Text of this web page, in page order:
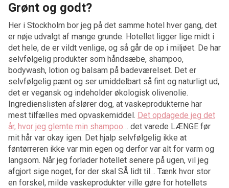
Grønt og godt?
Her i Stockholm bor jeg på det samme hotel hver gang, det
er nøje udvalgt af mange grunde. Hotellet ligger lige midt i
det hele, de er vildt venlige, og så går de op i miljøet. De har
selvfølgelig produkter som håndsæbe, shampoo,
bodywash, lotion og balsam på badeværelset. Det er
selvfølgelig pænt og ser umiddelbart så fint og naturligt ud,
det er vegansk og indeholder økologisk olivenolie.
Ingredienslisten afslører dog, at vaskeprodukterne har
mest tilfælles med opvaskemiddel. Det opdagede jeg det
år, hvor jeg glemte min shampoo… det varede LÆNGE før
mit hår var okay igen. Det hjalp selvfølgelig ikke at
føntørreren ikke var min egen og derfor var alt for varm og
langsom. Når jeg forlader hotellet senere på ugen, vil jeg
afgjort sige noget, for der skal SÅ lidt til… Tænk hvor stor
en forskel, milde vaskeprodukter ville gøre for hotellets